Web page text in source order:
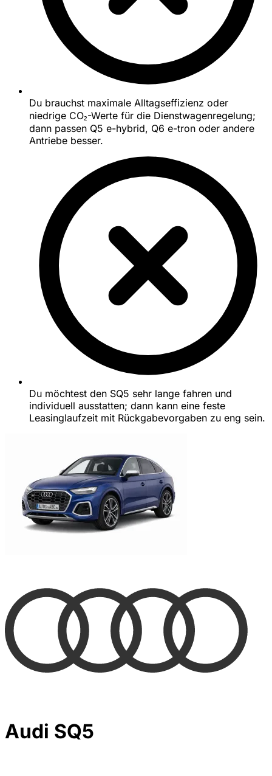
Du brauchst maximale Alltagseffizienz oder
niedrige CO₂-Werte für die Dienstwagenregelung;
dann passen Q5 e-hybrid, Q6 e-tron oder andere
Antriebe besser.
Du möchtest den SQ5 sehr lange fahren und
individuell ausstatten; dann kann eine feste
Leasinglaufzeit mit Rückgabevorgaben zu eng sein.
Audi SQ5